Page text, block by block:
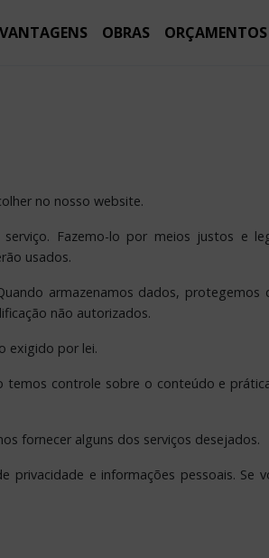
VANTAGENS OBRAS ORÇAMENTOS
no nosso website.
Fazemo-lo por meios justos e
usados.
armazenamos dados, protegemos
não autorizados.
exigido por lei.
controle sobre o conteúdo e
fornecer alguns dos serviços desejados.
e informações pessoais. Se